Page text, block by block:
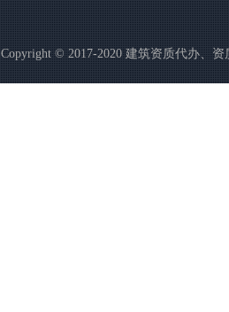
Copyright © 2017-2020 建筑资质代办、